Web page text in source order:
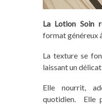
La Lotion Soin
format généreux
La texture se
laissant un
Elle
nourrit,
quotidien.
Elle